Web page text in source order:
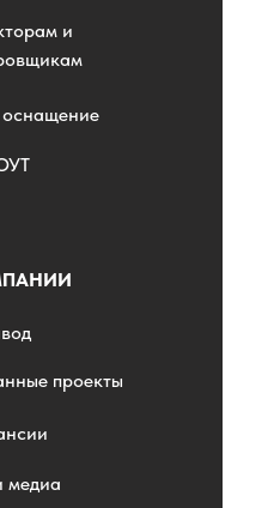
и
оснащение
проекты
медиа